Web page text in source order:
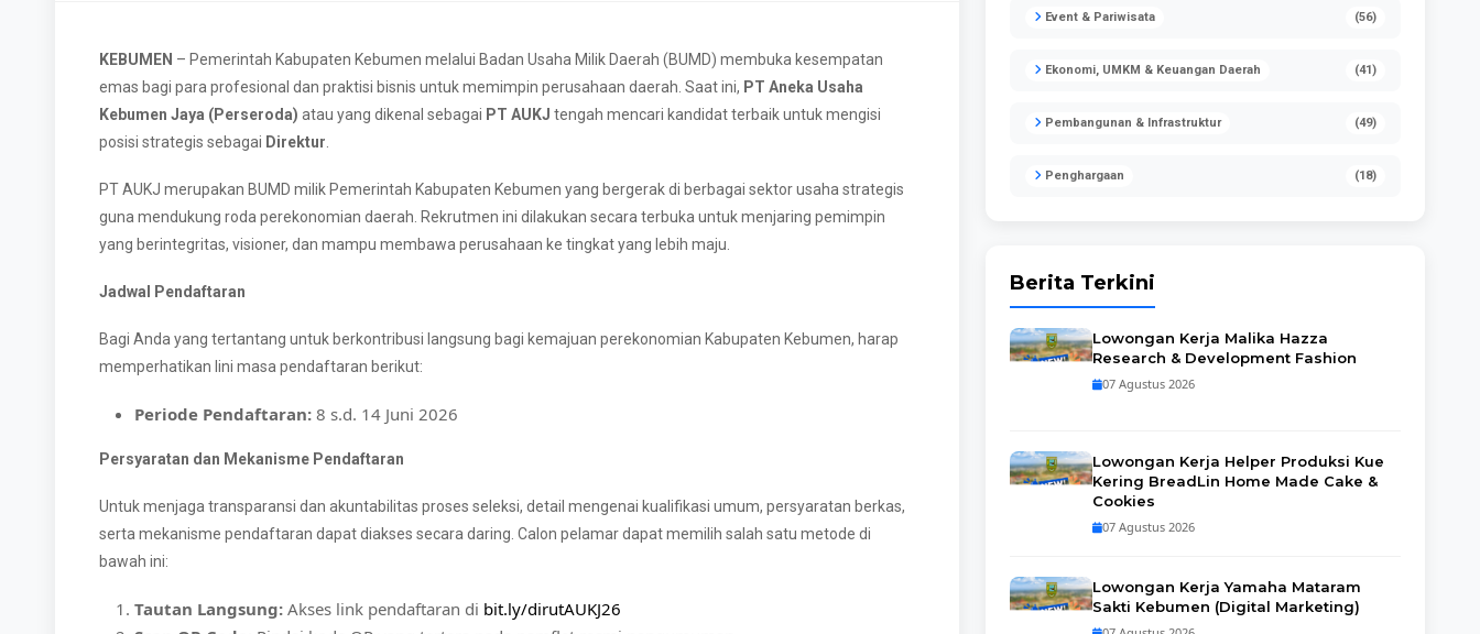
KEBUMEN – Pemerintah Kabupaten Kebumen melalui Badan Usaha Milik Daerah (BUMD) membuka kesempatan
emas bagi para profesional dan praktisi bisnis untuk memimpin perusahaan daerah. Saat ini, PT Aneka Usaha
Kebumen Jaya (Perseroda) atau yang dikenal sebagai PT AUKJ tengah mencari kandidat terbaik untuk mengisi
posisi strategis sebagai Direktur
PT AUKJ merupakan BUMD milik Pemerintah Kabupaten Kebumen yang bergerak di berbagai sektor usaha strategis
guna mendukung roda perekonomian daerah. Rekrutmen ini dilakukan secara terbuka untuk menjaring pemimpin
yang berintegritas, visioner, dan mampu membawa perusahaan ke tingkat yang lebih maju.
Jadwal Pendaftaran
Bagi Anda yang tertantang untuk berkontribusi langsung bagi kemajuan perekonomian Kabupaten Kebumen, harap
memperhatikan lini masa pendaftaran berikut:
Periode Pendaftaran: 8 s.d. 14 Juni 2026
Persyaratan dan Mekanisme Pendaftaran
Untuk menjaga transparansi dan akuntabilitas proses seleksi, detail mengenai kualifikasi umum, persyaratan berkas,
serta mekanisme pendaftaran dapat diakses secara daring. Calon pelamar dapat memilih salah satu metode di
bawah ini:
Tautan Langsung: Akses link pendaftaran di bit.ly/dirutAUKJ26
Event & Pariwisata (56)
Ekonomi, UMKM & Keuangan Daerah (41)
Pembangunan & Infrastruktur (49)
Penghargaan (18)
Berita Terkini
Lowongan Kerja Malika Hazza
Research & Development Fashion
07 Agustus 2026
Lowongan Kerja Helper Produksi Kue
Kering BreadLin Home Made Cake &
Cookies
07 Agustus 2026
Lowongan Kerja Yamaha Mataram
Sakti Kebumen (Digital Marketing)